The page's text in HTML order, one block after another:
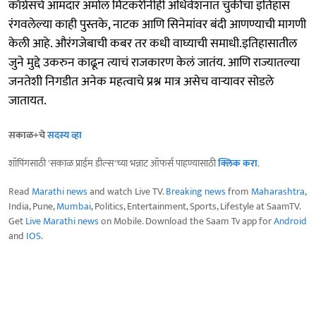
काँग्रेसचे आमदार अमोल मिटकरींनीही अधिवेशनात चुकीचा इतिहास
रंगवलेल्या काही पुस्तके, नाटक आणि सिनेमांवर बंदी आणण्याची मागणी
केली आहे. औरंगजेबाची कबर तर कधी वाघ्याची समाधी.इतिहासातील
जुने मुद्दे उकरुन काढून त्याचं राजकारण केलं जातंय. आणि राज्यातल्या
जनतेशी निगडीत अनेक महत्वाचे प्रश्न मात्र असेच वाऱ्यावर सोडले
जातायत.
सकाळ+चेसदस्य व्हा
शॉपिंगसाठी 'सकाळ प्राईम डील्स'च्या भन्नाट ऑफर्स पाहण्यासाठीक्लिक करा.
Read Marathi newsand watch Live TV.Breaking newsfrom Maharashtra,
India, Pune,Mumbai, Politics, Entertainment, Sports, Lifestyle at SaamTV.
GetLive Marathi newson Mobile. Download the Saam Tv app forAndroid
and IOS.